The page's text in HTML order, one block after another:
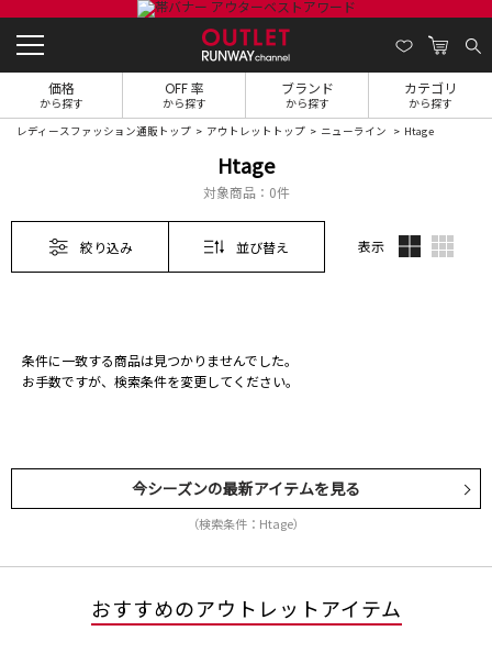
価格
から探す
OFF 率
から探す
ブランド
から探す
カテゴリ
から探す
レディースファッション通販トップ アウトレットトップ ニューライン Htage
Htage
対象商品： 0件
絞り込み 並び替え 表示
条件に一致する商品は見つかりませんでした。
お手数ですが、検索条件を変更してください。
今シーズンの最新アイテムを見る
（検索条件：Htage）
おすすめのアウトレットアイテム